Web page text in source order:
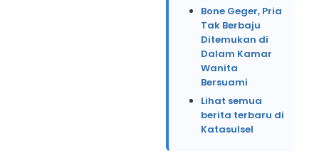
Bone Geger, Pria
Tak Berbaju
Ditemukan di
Dalam Kamar
Wanita
Bersuami
Lihat semua
berita terbaru di
Katasulsel